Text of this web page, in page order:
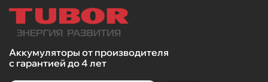
Аккумуляторы от производителя
с гарантией до 4 лет